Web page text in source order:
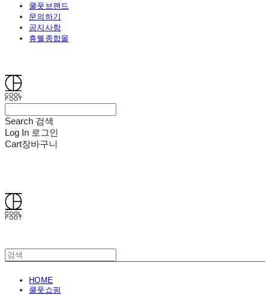
쿨풋브랜드
문의하기
공지사항
휴웰종합몰
Search 검색
Log In 로그인
Cart장바구니
HOME
쿨풋쇼핑